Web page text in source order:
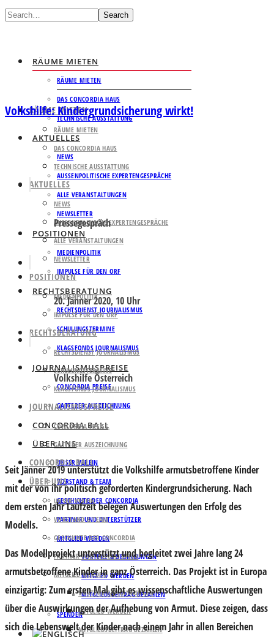
Search
RÄUME MIETEN
RÄUME MIETEN
DAS CONCORDIA HAUS
TECHNISCHE AUSSTATTUNG
AKTUELLES
NEWS
AUSSENPOLITISCHE EXPERTENGESPRÄCHE
ALLE VERANSTALTUNGEN
NEWSLETTER
POSITIONEN
MEDIENPOLITIK
IMPULSE FÜR DEN ORF
RECHTSBERATUNG
RECHTSDIENST JOURNALISMUS
SCHULUNGSTERMINE
KLAGSFONDS JOURNALISMUS
JOURNALISMUSPREISE
CONCORDIA PREISE
GATTERER AUSZEICHNUNG
CONCORDIA BALL
ÜBER UNS
UNSER VEREIN
VORSTAND & TEAM
GESCHICHTE DER CONCORDIA
PARTNER UND UNTERSTÜTZER
MITGLIED WERDEN
VORTEILE & BEDINGUNGEN
MITGLIED WERDEN
MITGLIEDSBEITRAG BEZAHLEN
SPENDEN
RÄUME MIETEN
RÄUME MIETEN
DAS CONCORDIA HAUS
TECHNISCHE AUSSTATTUNG
AKTUELLES
NEWS
AUSSENPOLITISCHE EXPERTENGESPRÄCHE
ALLE VERANSTALTUNGEN
NEWSLETTER
POSITIONEN
MEDIENPOLITIK
IMPULSE FÜR DEN ORF
RECHTSBERATUNG
RECHTSDIENST JOURNALISMUS
SCHULUNGSTERMINE
KLAGSFONDS JOURNALISMUS
JOURNALISMUSPREISE
CONCORDIA PREISE
GATTERER AUSZEICHNUNG
CONCORDIA BALL
ÜBER UNS
UNSER VEREIN
VORSTAND & TEAM
GESCHICHTE DER CONCORDIA
PARTNER UND UNTERSTÜTZER
MITGLIED WERDEN
VORTEILE & BEDINGUNGEN
MITGLIED WERDEN
MITGLIEDSBEITRAG BEZAHLEN
Volkshilfe: Kindergrundsicherung wirkt!
Pressegespräch
20. Jänner 2020, 10 Uhr
Volkshilfe Österreich
Seit Jänner 2019 unterstützt die Volkshilfe armutsbetroffene Kinder
mit der von ihr politisch geforderten Kindergrundsicherung. Nach
dem ersten Jahr Laufzeit belegen Auswertungen den Erfolg des
Modells.
Das Modellprojekt unterstützt und begleitet zwei Jahre lang 24
armutsbetroffene Kinder in ganz Österreich. Das Projekt ist in Europa
einzigartig: Zum ersten Mal gibt es wissenschaftliche Auswertungen
über die Auswirkungen der Aufhebung von Armut. Diese zeigen, dass
sich die Lebenswelt der Kinder nach einem Jahr in allen Bereichen